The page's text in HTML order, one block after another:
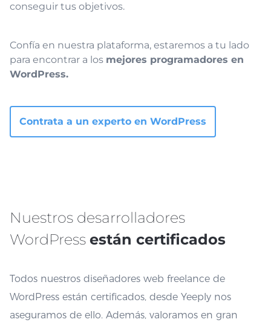
conseguir tus objetivos.
Confía en nuestra plataforma, estaremos a tu lado
para encontrar a los mejores programadores en
WordPress.
Contrata a un experto en WordPress
Nuestros desarrolladores
WordPress están certificados
Todos nuestros diseñadores web freelance de
WordPress están certificados, desde Yeeply nos
aseguramos de ello. Además, valoramos en gran